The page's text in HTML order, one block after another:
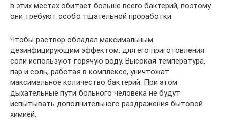
в этих местах обитает больше всего бактерий, поэтому
они требуют особо тщательной проработки.
Чтобы раствор обладал максимальным
дезинфицирующим эффектом, для его приготовления
соли используют горячую воду. Высокая температура,
пар и соль, работая в комплексе, уничтожат
максимальное количество бактерий. При этом
дыхательные пути больного человека не будут
испытывать дополнительного раздражения бытовой
химией.